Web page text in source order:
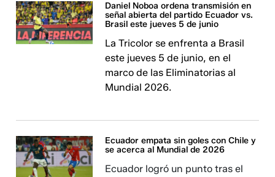
Daniel Noboa ordena transmisión en
señal abierta del partido Ecuador vs.
Brasil este jueves 5 de junio
La Tricolor se enfrenta a Brasil
este jueves 5 de junio, en el
marco de las Eliminatorias al
Mundial 2026.
Ecuador empata sin goles con Chile y
se acerca al Mundial de 2026
Ecuador logró un punto tras el